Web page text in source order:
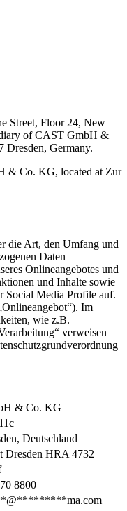
Street, Floor 24, New
of CAST GmbH &
Dresden, Germany.
& Co. KG, located at Zur
die Art, den Umfang und
Daten
Onlineangebotes und
und Inhalte sowie
Social Media Profile auf.
Im
wie z.B.
verweisen
& Co. KG
Deutschland
Dresden HRA 4732
8800
@*********ma.com